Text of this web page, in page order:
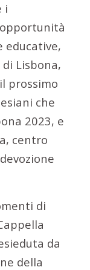
i
educative,
Lisbona,
prossimo
che
2023, e
centro
di
da
della